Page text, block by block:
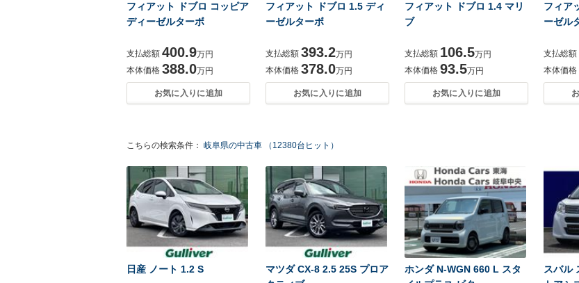
フィアット ドブロ コッピア
ディーゼルターボ
支払総額 400.9万円
本体価格 388.0万円
お気に入りに追加
フィアット ドブロ 1.5 ディ
ーゼルターボ
支払総額 393.2万円
本体価格 378.0万円
お気に入りに追加
フィアット ドブロ 1.4 マリ
ブ
支払総額 106.5万円
本体価格 93.5万円
お気に入りに追加
フィア
ーゼル
支払総額
本体価格
こちらの検索条件： 岐阜県の中古車 （12380台ヒット）
日産 ノート 1.2 S
マツダ CX-8 2.5 25S プロア
ホンダ N-WGN 660 L スタ
スバル